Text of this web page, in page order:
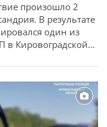
произошло 2
В результате
один из
в Кировоградской
Crafter,
Днепр, при
столкновение с
женщины-водителя,